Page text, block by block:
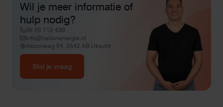
Wil je meer informatie of
hulp nodig?
06 25 112 439
info@helionenergie.nl
Atoomweg 54, 3542 AB Utrecht
Stel je vraag